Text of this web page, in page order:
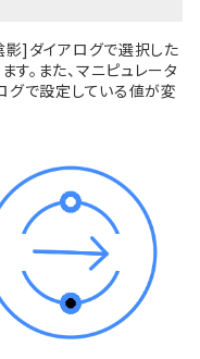
影]ダイアログで選択した
。また、マニピュレータ
グで設定している値が変